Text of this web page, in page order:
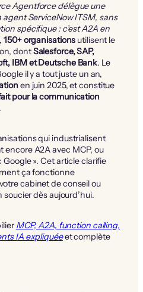
Agentforce délègue une
agent ServiceNow ITSM, sans
spécifique : c’est A2A en
150+ organisations utilisent le
dontSalesforce, SAP,
IBM et Deutsche Bank. Le
il y a tout juste un an,
en juin 2025, et constitue
pour la communication
qui industrialisent
A2A avec MCP, ou
Google ». Cet article clarifie
ça fonctionne
cabinet de conseil ou
soucier dès aujourd’hui.
MCP, A2A, function calling,
IA expliquéeet complète